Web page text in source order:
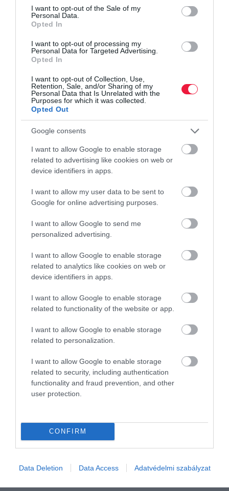
consent section.
I want to opt-out of the Sale of my
Personal Data.
Opted In
I want to opt-out of processing my
Personal Data for Targeted Advertising.
Opted In
I want to opt-out of Collection, Use,
Retention, Sale, and/or Sharing of my
Personal Data that Is Unrelated with the
Purposes for which it was collected.
Opted Out
Google consents
I want to allow Google to enable storage
related to advertising like cookies on web or
device identifiers in apps.
I want to allow my user data to be sent to
Google for online advertising purposes.
I want to allow Google to send me
personalized advertising.
I want to allow Google to enable storage
related to analytics like cookies on web or
device identifiers in apps.
I want to allow Google to enable storage
related to functionality of the website or app.
I want to allow Google to enable storage
related to personalization.
I want to allow Google to enable storage
related to security, including authentication
functionality and fraud prevention, and other
user protection.
CONFIRM
Data Deletion Data Access Adatvédelmi szabályzat
Olvasd el ezt is!
Így védd meg a napraforgót a legveszélyesebb
Harc a kiskert nagy kincséért: így védd meg a
paradicsomot
Ültetés, betakarítás, metszés: kerti teendők
szeptemberben
kert kiskert kártevő növényvédelem